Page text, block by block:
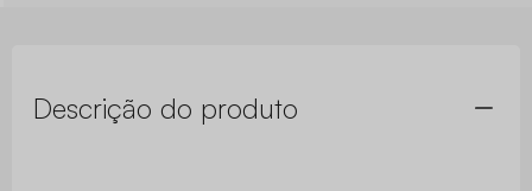
Descrição do produto